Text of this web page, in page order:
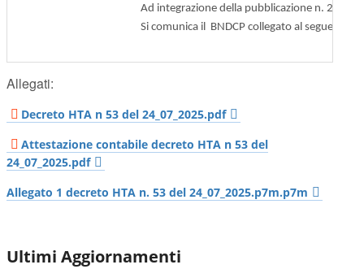
Ad integrazione della pubblicazione n.
Si comunica il BNDCP collegato al seguente
Allegati:
Decreto HTA n 53 del 24_07_2025.pdf
Attestazione contabile decreto HTA n 53 del
24_07_2025.pdf
Allegato 1 decreto HTA n. 53 del 24_07_2025.p7m.p7m
Ultimi Aggiornamenti